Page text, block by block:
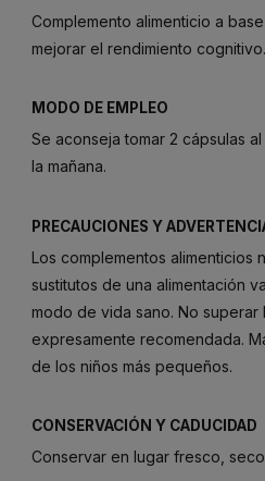
Complemento alimenticio a
mejorar el rendimiento cognitivo.
MODO DE EMPLEO
Se aconseja tomar 2 cápsulas
la mañana.
PRECAUCIONES Y
Los complementos alimenticios
sustitutos de una alimentación
modo de vida sano. No superar
expresamente recomendada.
de los niños más pequeños.
CONSERVACIÓN Y CADUCIDAD
Conservar en lugar fresco,